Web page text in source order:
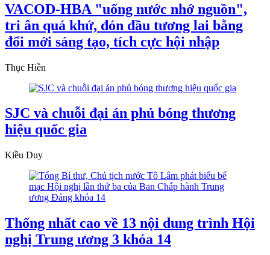
VACOD-HBA "uống nước nhớ nguồn",
tri ân quá khứ, đón đầu tương lai bằng
đổi mới sáng tạo, tích cực hội nhập
Thục Hiền
SJC và chuỗi đại án phủ bóng thương
hiệu quốc gia
Kiều Duy
Thống nhất cao về 13 nội dung trình Hội
nghị Trung ương 3 khóa 14